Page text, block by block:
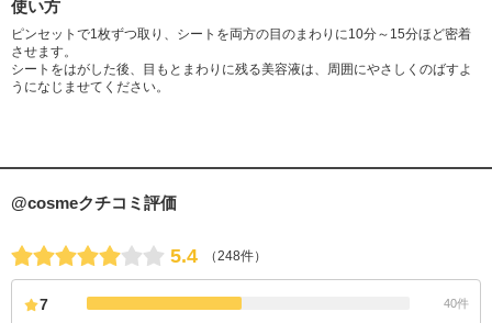
使い方
ピンセットで1枚ずつ取り、シートを両方の目のまわりに10分～15分ほど密着
させます。
シートをはがした後、目もとまわりに残る美容液は、周囲にやさしくのばすよ
うになじませてください。
@cosmeクチコミ評価
5.4 （248件）
7 40件